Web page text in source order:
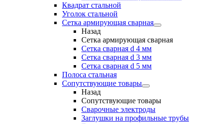
Квадрат стальной
Уголок стальной
Сетка армирующая сварная
Назад
Сетка армирующая сварная
Сетка сварная d 4 мм
Сетка сварная d 3 мм
Сетка сварная d 5 мм
Полоса стальная
Сопутствующие товары
Назад
Сопутствующие товары
Сварочные электроды
Заглушки на профильные трубы